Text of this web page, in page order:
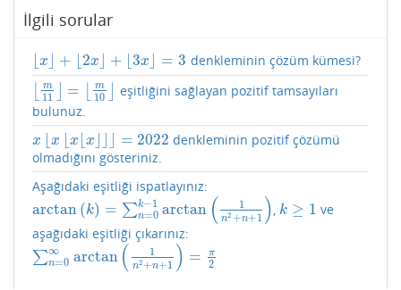
İlgili sorular
x + 2x + ⌊3x = 3
x⌋ 2x +⌊3x =3 denkleminin çözüm kümesi?
m
11 = m
10
m11 =⌊ 10⌋
eşitliğini sağlayan pozitif tamsayıları
bulunuz.
x ⌊ x ⌊ x ⌊ x ⌋ ⌋ ⌋ = 2022
x⌊ ⌊x x⌋⌋ =2022
denkleminin pozitif çözümü
olmadığını gösteriniz.
Aşağıdaki eşitliği ispatlayınız:
arctan(k) = ∑k−1
n=0 arctan ( 1
n2 +n+1 )
arctan(k )=∑ n=0 k−1arctan(1n2 +n+1) , k ≥ 1
k≥1
ve
aşağıdaki eşitliği çıkarınız:
∑∞
n=0 arctan ( 1
n2+n+1 ) = π
2
∑ n=0∞ arctan(1 n 2+n+1)= π 2